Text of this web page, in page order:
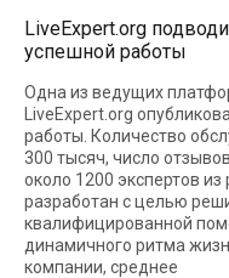
LiveExpert.org
успешной работы
Одна из ведущих
LiveExpert.org
работы. Количество
300 тысяч, число
около 1200 экспертов
разработан с целью
квалифицированной
динамичного ритма
компании, среднее